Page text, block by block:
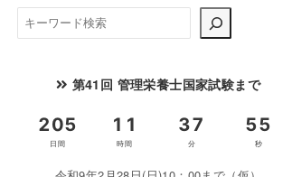
検
索
第41回 管理栄養士国家試験まで